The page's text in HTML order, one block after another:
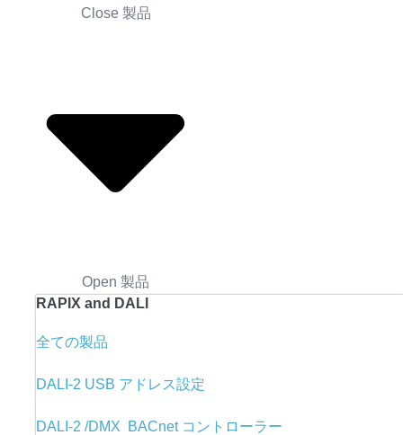
Close 製品
Open 製品
RAPIX and DALI
全ての製品
DALI-2 USB アドレス設定
DALI-2 /DMX BACnet コントローラー